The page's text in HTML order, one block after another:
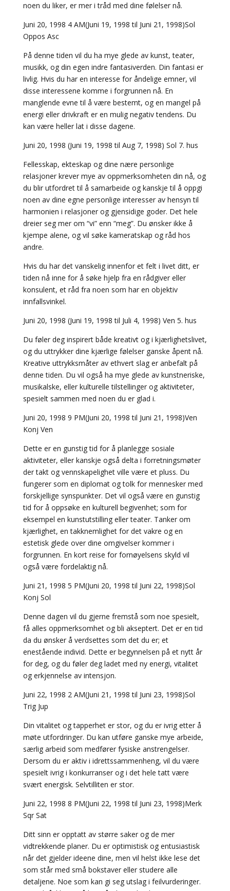
noen du liker, er mer i tråd med dine følelser nå.
Juni 20, 1998 4 AM(Juni 19, 1998 til Juni 21, 1998)Sol
Oppos Asc
På denne tiden vil du ha mye glede av kunst, teater,
musikk, og din egen indre fantasiverden. Din fantasi er
livlig. Hvis du har en interesse for åndelige emner, vil
disse interessene komme i forgrunnen nå. En
manglende evne til å være bestemt, og en mangel på
energi eller drivkraft er en mulig negativ tendens. Du
kan være heller lat i disse dagene.
Juni 20, 1998 (Juni 19, 1998 til Aug 7, 1998) Sol 7. hus
Fellesskap, ekteskap og dine nære personlige
relasjoner krever mye av oppmerksomheten din nå, og
du blir utfordret til å samarbeide og kanskje til å oppgi
noen av dine egne personlige interesser av hensyn til
harmonien i relasjoner og gjensidige goder. Det hele
dreier seg mer om “vi” enn “meg”. Du ønsker ikke å
kjempe alene, og vil søke kameratskap og råd hos
andre.
Hvis du har det vanskelig innenfor et felt i livet ditt, er
tiden nå inne for å søke hjelp fra en rådgiver eller
konsulent, et råd fra noen som har en objektiv
innfallsvinkel.
Juni 20, 1998 (Juni 19, 1998 til Juli 4, 1998) Ven 5. hus
Du føler deg inspirert både kreativt og i kjærlighetslivet,
og du uttrykker dine kjærlige følelser ganske åpent nå.
Kreative uttrykksmåter av ethvert slag er anbefalt på
denne tiden. Du vil også ha mye glede av kunstneriske,
musikalske, eller kulturelle tilstellinger og aktiviteter,
spesielt sammen med noen du er glad i.
Juni 20, 1998 9 PM(Juni 20, 1998 til Juni 21, 1998)Ven
Konj Ven
Dette er en gunstig tid for å planlegge sosiale
aktiviteter, eller kanskje også delta i forretningsmøter
der takt og vennskapelighet ville være et pluss. Du
fungerer som en diplomat og tolk for mennesker med
forskjellige synspunkter. Det vil også være en gunstig
tid for å oppsøke en kulturell begivenhet; som for
eksempel en kunstutstilling eller teater. Tanker om
kjærlighet, en takknemlighet for det vakre og en
estetisk glede over dine omgivelser kommer i
forgrunnen. En kort reise for fornøyelsens skyld vil
også være fordelaktig nå.
Juni 21, 1998 5 PM(Juni 20, 1998 til Juni 22, 1998)Sol
Konj Sol
Denne dagen vil du gjerne fremstå som noe spesielt,
få alles oppmerksomhet og bli akseptert. Det er en tid
da du ønsker å verdsettes som det du er; et
enestående individ. Dette er begynnelsen på et nytt år
for deg, og du føler deg ladet med ny energi, vitalitet
og erkjennelse av intensjon.
Juni 22, 1998 2 AM(Juni 21, 1998 til Juni 23, 1998)Sol
Trig Jup
Din vitalitet og tapperhet er stor, og du er ivrig etter å
møte utfordringer. Du kan utføre ganske mye arbeide,
særlig arbeid som medfører fysiske anstrengelser.
Dersom du er aktiv i idrettssammenheng, vil du være
spesielt ivrig i konkurranser og i det hele tatt være
svært energisk. Selvtilliten er stor.
Juni 22, 1998 8 PM(Juni 22, 1998 til Juni 23, 1998)Merk
Sqr Sat
Ditt sinn er opptatt av større saker og de mer
vidtrekkende planer. Du er optimistisk og entusiastisk
når det gjelder ideene dine, men vil helst ikke lese det
som står med små bokstaver eller studere alle
detaljene. Noe som kan gi seg utslag i feilvurderinger.